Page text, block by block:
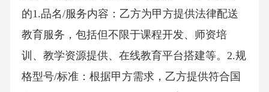
的1.品名/服务内容：乙方为甲方提供法律配送
教育服务，包括但不限于课程开发、师资培
训、教学资源提供、在线教育平台搭建等。2.规
格型号/标准：根据甲方需求，乙方提供符合国